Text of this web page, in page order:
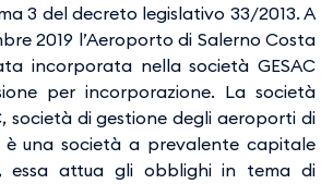
3 del decreto legislativo 33/2013. A
2019 l’Aeroporto di Salerno Costa
incorporata nella società GESAC
per incorporazione. La società
società di gestione degli aeroporti di
è una società a prevalente capitale
essa attua gli obblighi in tema di